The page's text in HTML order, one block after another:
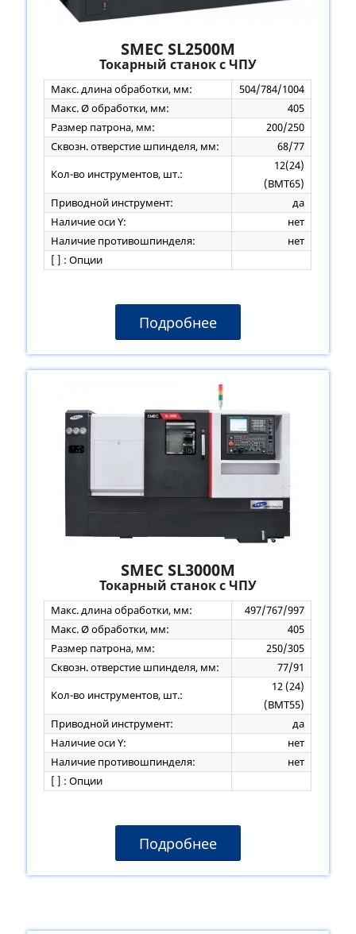
SMEC SL2500M
Токарный станок с ЧПУ
Макс. длина обработки, мм:
504/784/1004
Макс. Ø обработки, мм:
405
Размер патрона, мм:
200/250
Сквозн. отверстие шпинделя, мм:
68/77
Кол-во инструментов, шт.:
12(24)
(ВМТ65)
Приводной инструмент:
да
Наличие оси Y:
нет
Наличие противошпинделя:
нет
[ ] : Опции
Подробнее
SMEC SL3000M
Токарный станок с ЧПУ
Макс. длина обработки, мм:
497/767/997
Макс. Ø обработки, мм:
405
Размер патрона, мм:
250/305
Сквозн. отверстие шпинделя, мм:
77/91
Кол-во инструментов, шт.:
12 (24)
(ВМТ55)
Приводной инструмент:
да
Наличие оси Y:
нет
Наличие противошпинделя:
нет
[ ] : Опции
Подробнее